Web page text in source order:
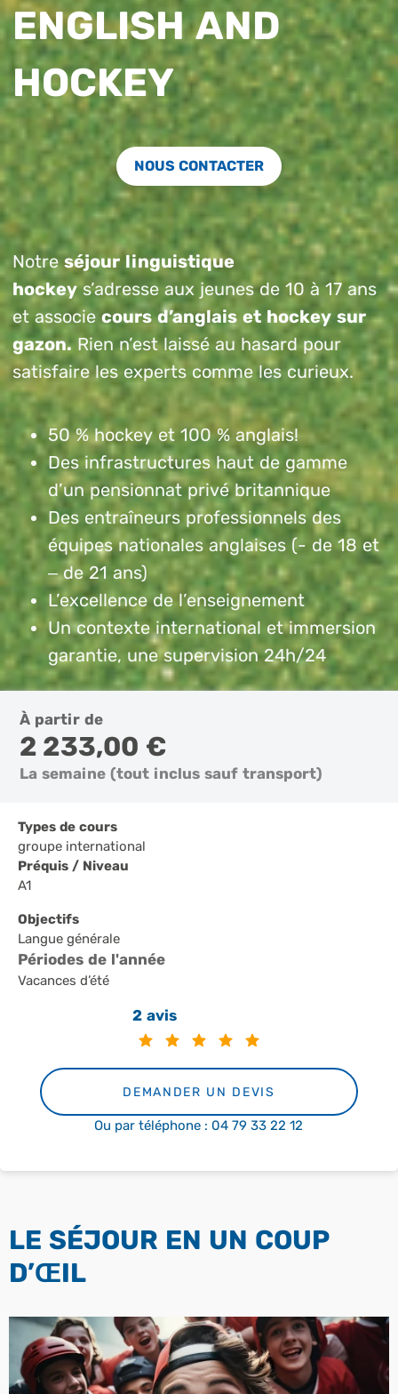
ENGLISH AND
HOCKEY
NOUS CONTACTER
Notreséjour linguistique
hockeys’adresse aux jeunes de 10 à 17 ans
et associe cours d’anglais et hockey sur
gazon.Rien n’est laissé au hasard pour
satisfaire les experts comme les curieux.
50 % hockey et 100 % anglais!
Des infrastructures haut de gamme
d’un pensionnat privé britannique
Des entraîneurs professionnels des
équipes nationales anglaises (- de 18 et
– de 21 ans)
L’excellence de l’enseignement
Un contexte international et immersion
garantie, une supervision 24h/24
À partir de
2 233,00 €
La semaine (tout inclus sauf transport)
Types de cours
groupe international
Préquis / Niveau
A1
Objectifs
Langue générale
Périodes de l'année
Vacances d’été
2 avis
DEMANDER UN DEVIS
Ou par téléphone : 04 79 33 22 12
LE SÉJOUR EN UN COUP
D’ŒIL